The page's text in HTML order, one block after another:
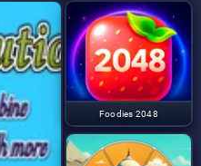
Foodies 2048